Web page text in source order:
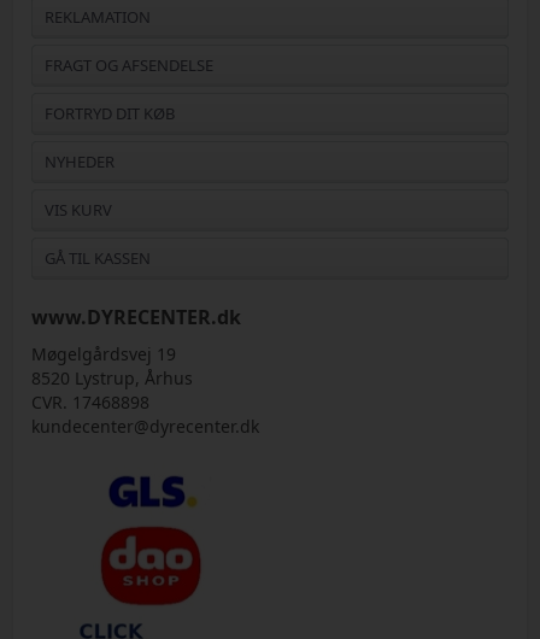
REKLAMATION
FRAGT OG AFSENDELSE
FORTRYD DIT KØB
NYHEDER
VIS KURV
GÅ TIL KASSEN
www.DYRECENTER.dk
Møgelgårdsvej 19
8520 Lystrup, Århus
CVR. 17468898
kundecenter@dyrecenter.dk